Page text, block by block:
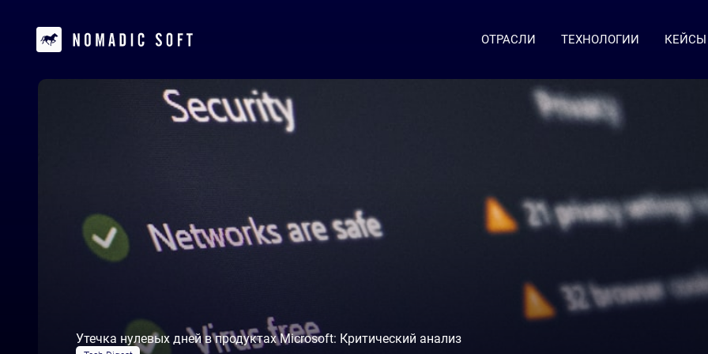
ОТРАСЛИ ТЕХНОЛОГИИ КЕЙСЫ
Утечка нулевых дней в продуктах Microsoft: Критический анализ